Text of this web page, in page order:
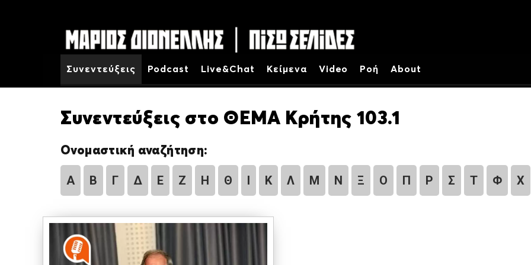
Συνεντεύξεις Podcast Live&Chat Κείμενα Video Ροή About
Συνεντεύξεις στο ΘΕΜΑ Κρήτης 103.1
Ονομαστική αναζήτηση:
Α Β Γ Δ Ε Ζ Η Θ Ι Κ Λ Μ Ν Ξ Ο Π Ρ Σ Τ Φ Χ